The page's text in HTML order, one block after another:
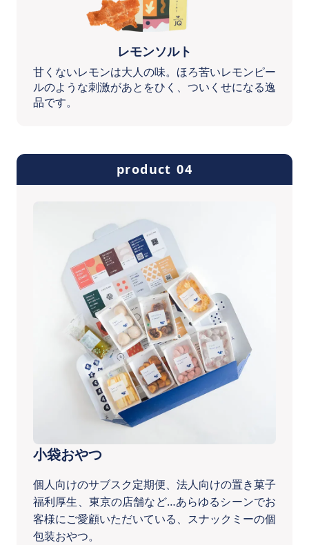
レモンソルト
甘くないレモンは大人の味。ほろ苦いレモンピー
ルのような刺激があとをひく、ついくせになる逸
品です。
product 04
小袋おやつ
個人向けのサブスク定期便、法人向けの置き菓子
福利厚生、東京の店舗など…あらゆるシーンでお
客様にご愛顧いただいている、スナックミーの個
包装おやつ。